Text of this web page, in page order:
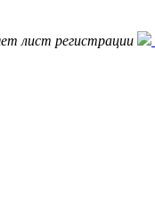
лист регистрации